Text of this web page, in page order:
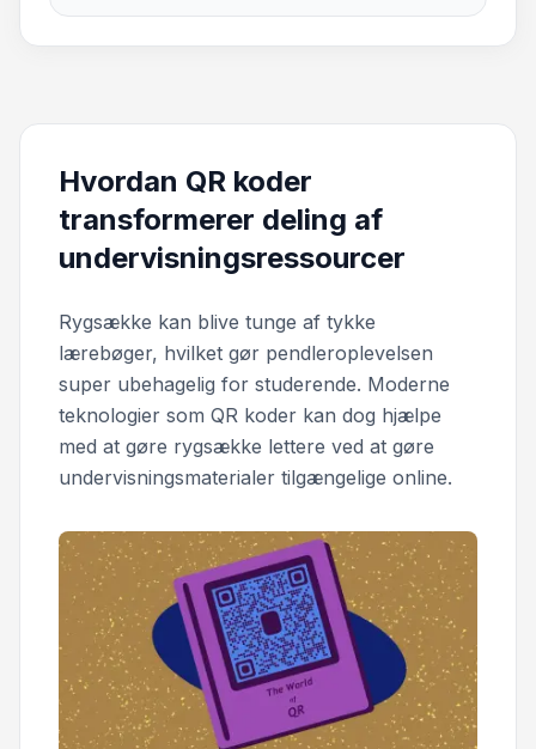
Hvordan QR koder
transformerer deling af
undervisningsressourcer
Rygsække kan blive tunge af tykke
lærebøger, hvilket gør pendleroplevelsen
super ubehagelig for studerende. Moderne
teknologier som QR koder kan dog hjælpe
med at gøre rygsække lettere ved at gøre
undervisningsmaterialer tilgængelige online.